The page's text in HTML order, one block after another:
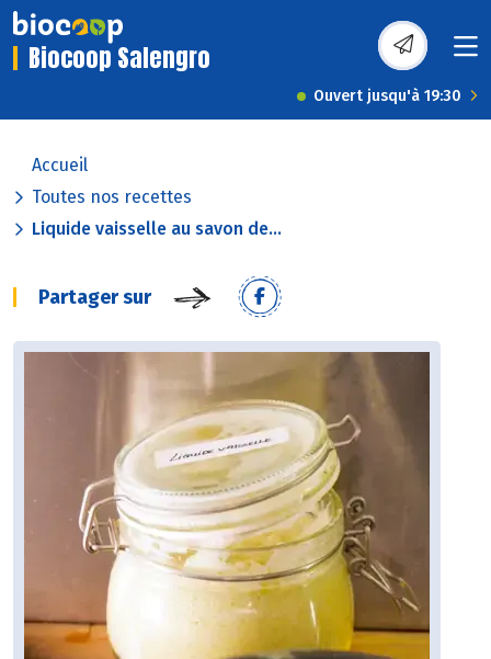
Biocoop Salengro
Ouvert jusqu'à 19:30
Accueil
Toutes nos recettes
Liquide vaisselle au savon de...
Partager sur